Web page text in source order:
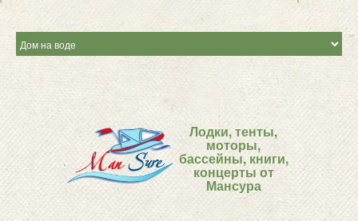
Лодки, тенты,
моторы,
бассейны, книги,
концерты от
Мансура